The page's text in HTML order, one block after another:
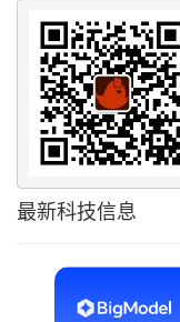
最新科技信息